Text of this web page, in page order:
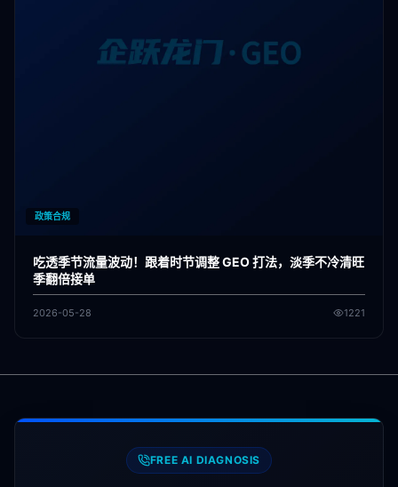
政策合规
吃透季节流量波动！跟着时节调整 GEO 打法，淡季不冷清旺
季翻倍接单
2026-05-28 1221
FREE AI DIAGNOSIS